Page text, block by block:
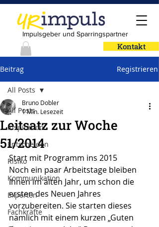
Impulsgeber und Sparringspartner
Kontakt
Beitrag Registrieren
All Posts
Inspiration
Entscheiden
Risiko
Kommunikation
Experten
Fachkräfte
All Posts
Leitsatz zur Woche
51/2014
Bruno Dobler
1 Min. Lesezeit
Start mit Programm ins 2015
Noch ein paar Arbeitstage bleiben
Ihnen im alten Jahr, um schon die
ersten des Neuen Jahres
vorzubereiten. Sie starten dieses
nämlich mit einem kurzen „Guten